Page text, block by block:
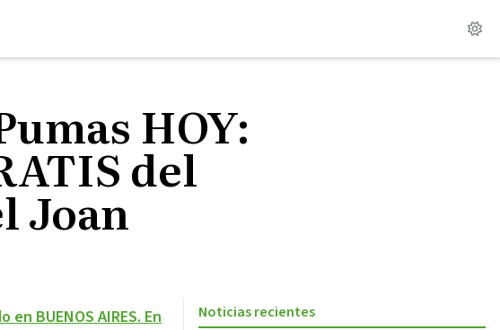
HOY:
del
Joan
en BUENOS AIRES. En
Noticias recientes